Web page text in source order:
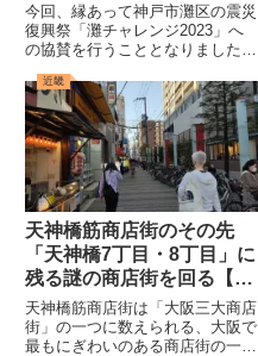
今回、縁あって神戸市灘区の震災
復興祭「灘チャレンジ2023」へ
の協賛を行うこととなりました。
た記事となっております。なお、
先方からは何も依頼されていませ
んのでお間違いなく（勝手に書い
ています（笑））。※今回の記...
近畿
天神橋筋商店街のその先
「天神橋7丁目・8丁目」に
残る謎の商店街を回る【北
区】
天神橋筋商店街は「大阪三大商店
街」の一つに数えられる、大阪で
最もにぎわいのある商店街の一つ